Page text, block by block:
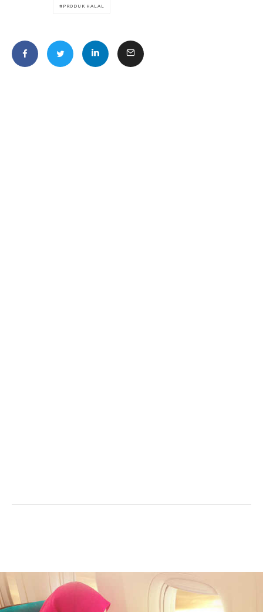
PRODUK HALAL